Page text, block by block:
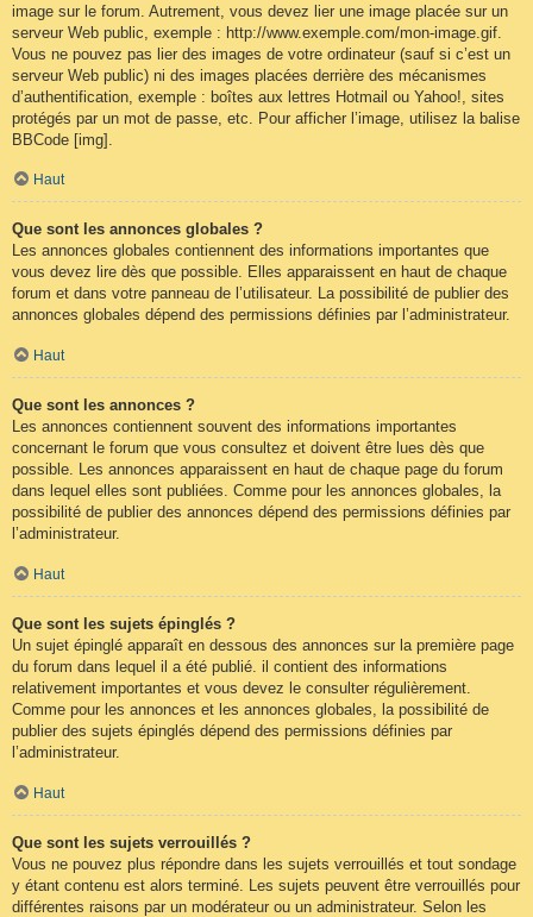
image sur le forum. Autrement, vous devez lier une image placée sur un
serveur Web public, exemple : http://www.exemple.com/mon-image.gif.
Vous ne pouvez pas lier des images de votre ordinateur (sauf si c’est un
serveur Web public) ni des images placées derrière des mécanismes
d’authentification, exemple : boîtes aux lettres Hotmail ou Yahoo!, sites
protégés par un mot de passe, etc. Pour afficher l’image, utilisez la balise
BBCode [img].
Haut
Que sont les annonces globales ?
Les annonces globales contiennent des informations importantes que
vous devez lire dès que possible. Elles apparaissent en haut de chaque
forum et dans votre panneau de l’utilisateur. La possibilité de publier des
annonces globales dépend des permissions définies par l’administrateur.
Haut
Que sont les annonces ?
Les annonces contiennent souvent des informations importantes
concernant le forum que vous consultez et doivent être lues dès que
possible. Les annonces apparaissent en haut de chaque page du forum
dans lequel elles sont publiées. Comme pour les annonces globales, la
possibilité de publier des annonces dépend des permissions définies par
l’administrateur.
Haut
Que sont les sujets épinglés ?
Un sujet épinglé apparaît en dessous des annonces sur la première page
du forum dans lequel il a été publié. il contient des informations
relativement importantes et vous devez le consulter régulièrement.
Comme pour les annonces et les annonces globales, la possibilité de
publier des sujets épinglés dépend des permissions définies par
l’administrateur.
Haut
Que sont les sujets verrouillés ?
Vous ne pouvez plus répondre dans les sujets verrouillés et tout sondage
y étant contenu est alors terminé. Les sujets peuvent être verrouillés pour
différentes raisons par un modérateur ou un administrateur. Selon les